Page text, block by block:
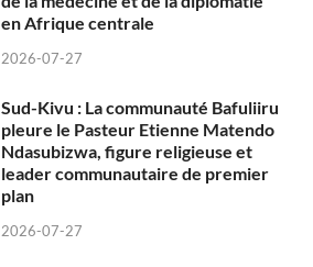
en Afrique centrale
2026-07-27
Sud-Kivu : La communauté Bafuliiru
pleure le Pasteur Etienne Matendo
Ndasubizwa, figure religieuse et
leader communautaire de premier
plan
2026-07-27